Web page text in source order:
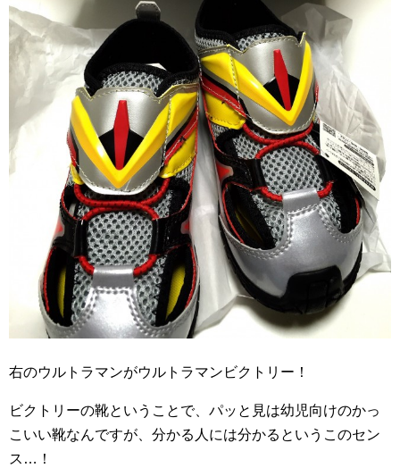
右のウルトラマンがウルトラマンビクトリー！
ビクトリーの靴ということで、パッと見は幼児向けのかっ
こいい靴なんですが、分かる人には分かるというこのセン
ス…！